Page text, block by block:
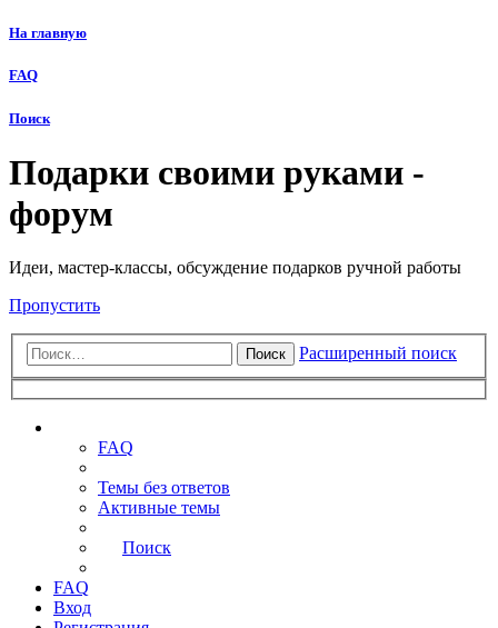
На главную
FAQ
Поиск
Подарки своими руками -
форум
Идеи, мастер-классы, обсуждение подарков ручной работы
Пропустить
Поиск Расширенный поиск
FAQ
Темы без ответов
Активные темы
Поиск
FAQ
Вход